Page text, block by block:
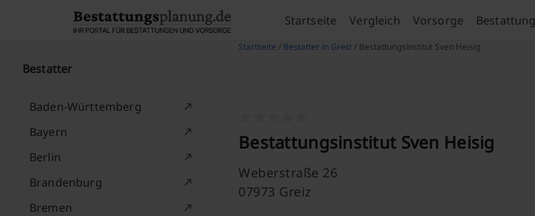
Startseite Vergleich Vorsorge Bestattung
Bestatter
Baden-Württemberg
Bayern
Berlin
Brandenburg
Bremen
Startseite / Bestatter in Greiz / Bestattungsinstitut Sven Heisig
Bestattungsinstitut Sven Heisig
Weberstraße 26
07973 Greiz